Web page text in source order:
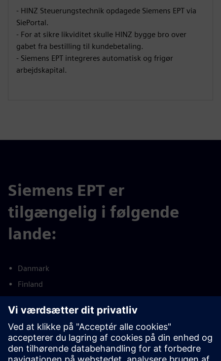
- HINZ Steuerungstechnik opdagede Siemens EPT via
SiePortal.
- For at sikre likviditet skulle HINZ bygge bro over
gabet fra bestilling til kundebetaling.
- Siemens EPT integreres automatisk og frigør
arbejdskapital.
Siemens EPT er
tilgængelig i følgende
lande:
Danmark
Finland
Holland
Norge
Storbritannien